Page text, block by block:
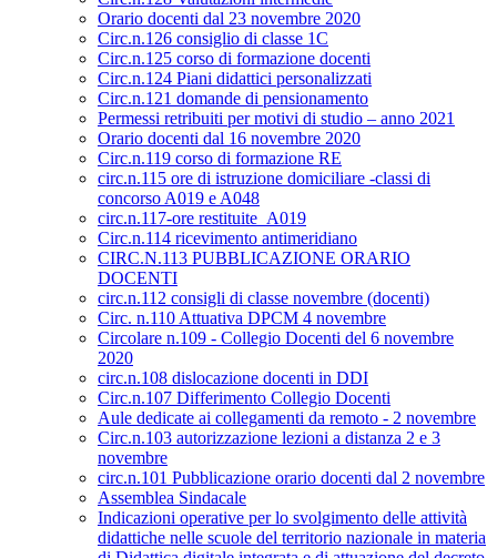
Orario docenti dal 23 novembre 2020
Circ.n.126 consiglio di classe 1C
Circ.n.125 corso di formazione docenti
Circ.n.124 Piani didattici personalizzati
Circ.n.121 domande di pensionamento
Permessi retribuiti per motivi di studio – anno 2021
Orario docenti dal 16 novembre 2020
Circ.n.119 corso di formazione RE
circ.n.115 ore di istruzione domiciliare -classi di
concorso A019 e A048
circ.n.117-ore restituite_A019
Circ.n.114 ricevimento antimeridiano
CIRC.N.113 PUBBLICAZIONE ORARIO
DOCENTI
circ.n.112 consigli di classe novembre (docenti)
Circ. n.110 Attuativa DPCM 4 novembre
Circolare n.109 - Collegio Docenti del 6 novembre
2020
circ.n.108 dislocazione docenti in DDI
Circ.n.107 Differimento Collegio Docenti
Aule dedicate ai collegamenti da remoto - 2 novembre
Circ.n.103 autorizzazione lezioni a distanza 2 e 3
novembre
circ.n.101 Pubblicazione orario docenti dal 2 novembre
Assemblea Sindacale
Indicazioni operative per lo svolgimento delle attività
didattiche nelle scuole del territorio nazionale in materia